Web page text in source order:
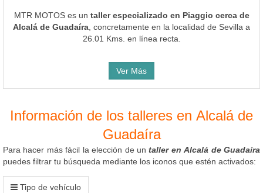
MTR MOTOS es un taller especializado en Piaggio cerca de
Alcalá de Guadaíra , concretamente en la localidad de Sevilla a
26.01 Kms. en línea recta.
Ver Más
Información de los talleres en Alcalá de
Guadaíra
Para hacer más fácil la elección de untaller en Alcalá de Guadaíra
puedes filtrar tu búsqueda mediante los iconos que estén activados:
Tipo de vehículo